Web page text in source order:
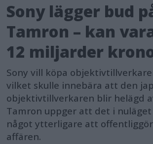
Sony lägger bud
Tamron – kan
12 miljarder
Sony vill köpa
vilket skulle innebära att den
objektivtillverkaren blir helägd
Tamron uppger att det i
något ytterligare att
affären.